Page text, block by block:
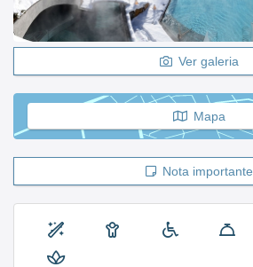
Ver galeria
Mapa
Nota importante